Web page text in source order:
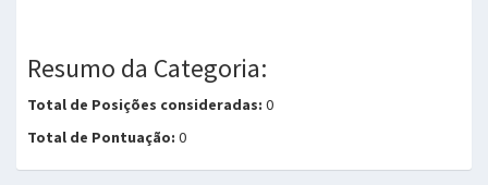
Resumo da Categoria:
Total de Posições consideradas: 0
Total de Pontuação: 0